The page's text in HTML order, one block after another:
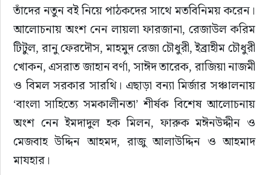
তাঁদের নতুন বই নিয়ে পাঠকদের সাথে মতবিনিময় করেন।
আলোচনায় অংশ নেন লায়লা ফারজানা, রেজাউল করিম
টিটুল, রানু ফেরদৌস, মাহমুদ রেজা চৌধুরী, ইব্রাহীম চৌধুরী
খোকন, এসরাত জাহান বর্ণা, সাঈদ তারেক, রাজিয়া নাজমী
ও বিমল সরকার সারথি। এছাড়া বন্যা মির্জার সঞ্চালনায়
‘বাংলা সাহিত্যে সমকালীনতা’ শীর্ষক বিশেষ আলোচনায়
অংশ নেন ইমদাদুল হক মিলন, ফারুক মঈনউদ্দীন ও
মেজবাহ উদ্দিন আহমদ, রাজু আলাউদ্দিন ও আহমাদ
মাযহার।